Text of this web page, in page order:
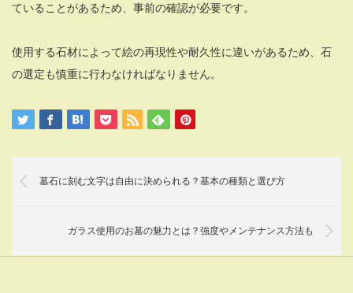
ていることがあるため、事前の確認が必要です。
使用する石材によって絵の再現性や耐久性に違いがあるため、石
の選定も慎重に行わなければなりません。
墓石に刻む文字は自由に決められる？基本の種類と選び方
ガラス使用のお墓の魅力とは？強度やメンテナンス方法も